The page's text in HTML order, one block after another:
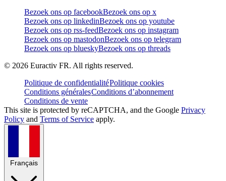
Bezoek ons op facebookBezoek ons op x
Bezoek ons op linkedinBezoek ons op youtube
Bezoek ons op rss-feedBezoek ons op instagram
Bezoek ons op mastodonBezoek ons op telegram
Bezoek ons op blueskyBezoek ons op threads
© 2026 Euractiv FR. All rights reserved.
Politique de confidentialitéPolitique cookies
Conditions généralesConditions d’abonnement
Conditions de vente
This site is protected by reCAPTCHA, and the Google Privacy
Policy and Terms of Service apply.
Français